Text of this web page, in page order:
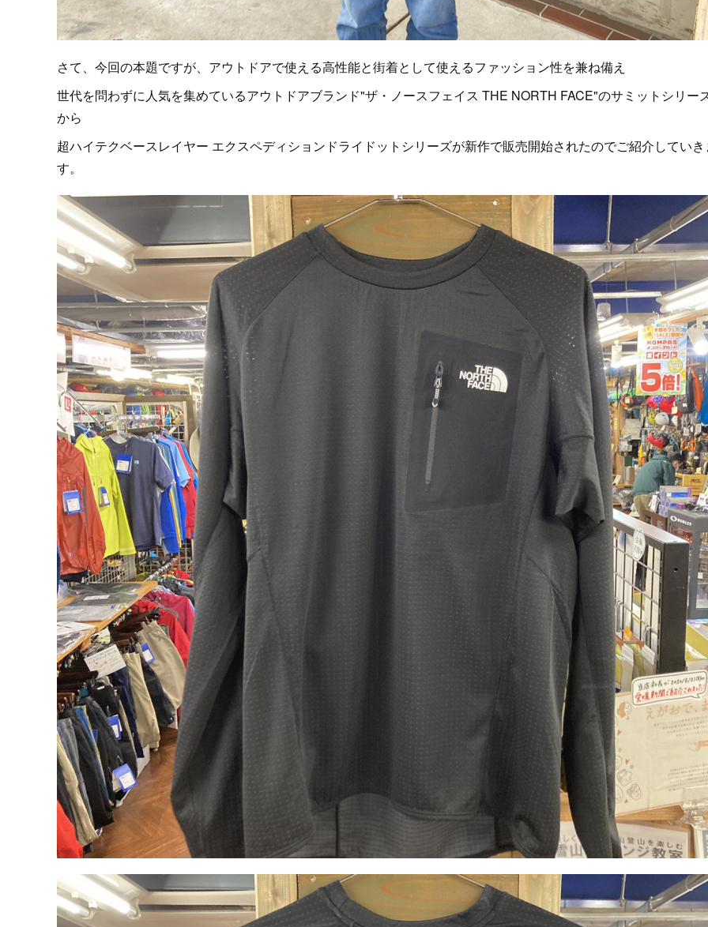
さて、今回の本題ですが、アウトドアで使える高性能と街着として使えるファッション性を兼ね備え
世代を問わずに人気を集めているアウトドアブランド"ザ・ノースフェイス THE NORTH FACE"のサミットシリー
から
超ハイテクベースレイヤー エクスペディションドライドットシリーズが新作で販売開始されたのでご紹介してい
す。